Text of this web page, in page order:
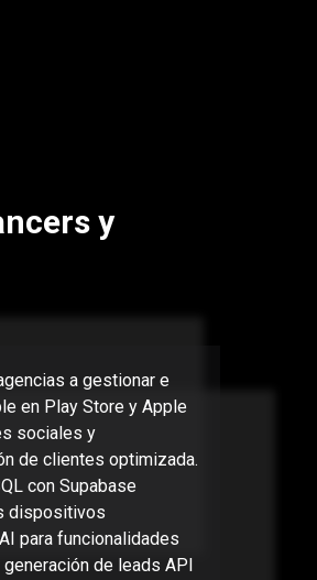
y
a gestionar e
en Play Store y Apple
sociales y
de clientes optimizada.
con Supabase
dispositivos
para funcionalidades
de leads API